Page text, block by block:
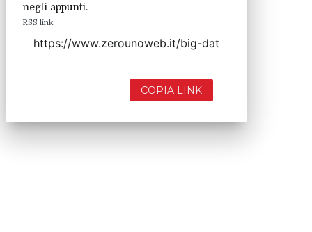
negli appunti.
RSS link
COPIA LINK